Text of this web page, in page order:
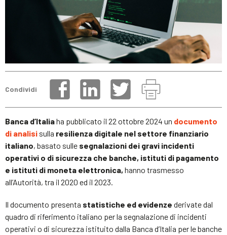
Condividi
Banca d’Italiaha pubblicato il 22 ottobre 2024 un documento
di analisi sulla resilienza digitale nel settore finanziario
italiano, basato sulle segnalazioni dei gravi incidenti
operativi o di sicurezza che banche, istituti di pagamento
e istituti di moneta elettronica, hanno trasmesso
all’Autorità, tra il 2020 ed il 2023.
Il documento presenta statistiche ed evidenze derivate dal
quadro di riferimento italiano per la segnalazione di incidenti
operativi o di sicurezza istituito dalla Banca d’Italia per le banche